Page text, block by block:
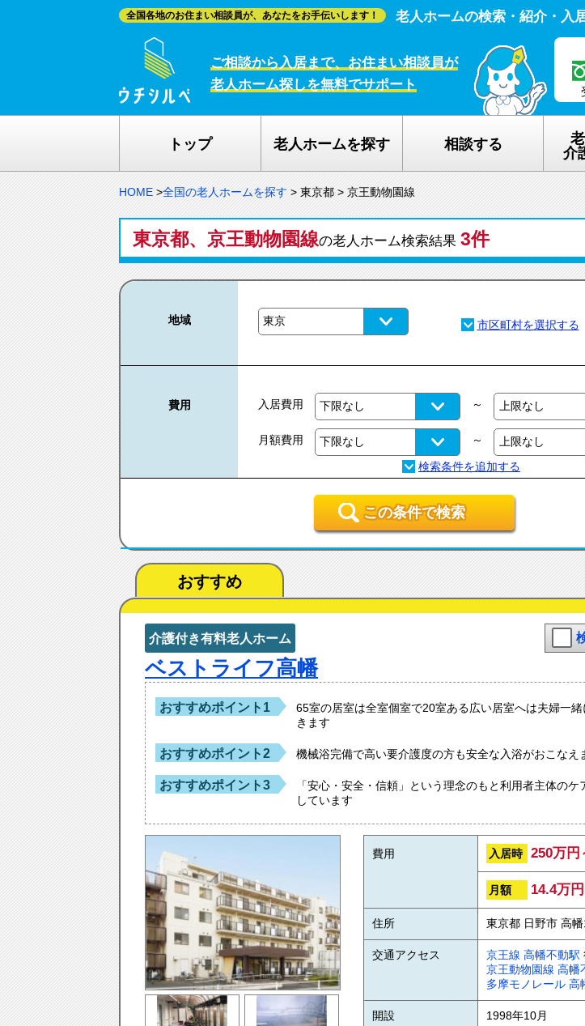
全国各地のお住まい相談員が、あなたをお手伝いします！ 老人ホームの検索・紹介・入
ご相談から入居まで、お住まい相談員が
老人ホーム探しを無料でサポート
トップ 老人ホームを探す 相談する
介
介護保険のし
在宅介護サ
認知症につい
生活保護に
HOME >全国の老人ホームを探す > 東京都 > 京王動物園線
東京都、京王動物園線の老人ホーム検索結果 3件
地域
費用 入居費用 ～
月額費用 ～
この条件で検索
おすすめ
介護付き有料老人ホーム
ベストライフ高幡
おすすめポイント1
65室の居室は全室個室で20室ある広い居室へは夫婦一
きます
おすすめポイント2 機械浴完備で高い要介護度の方も安全な入浴がおこなえ
おすすめポイント3
「安心・安全・信頼」という理念のもと利用者主体のケ
しています
費用 入居時 250万円
月額 14.4万
住所 東京都 日野市 高
交通アクセス 京王線 高幡不動駅
京王動物園線 高幡
多摩モノレール 高
開設 1998年10月